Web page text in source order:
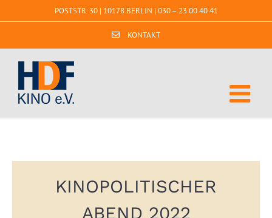
Inhalt
POSTSTR. 30 | 10178 BERLIN | 030 – 23 00 40 41
KONTAKT
KINOPOLITISCHER
ABEND 2022